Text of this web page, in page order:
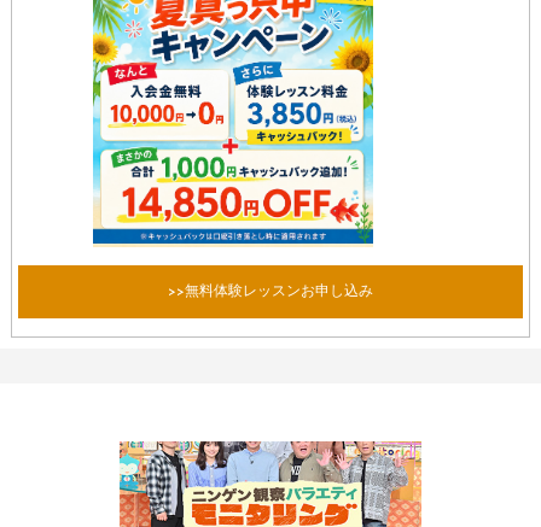
>>無料体験レッスンお申し込み